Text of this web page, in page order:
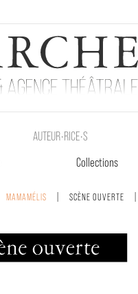
Collections
AUTEUR•RICE•S
MAMAMÉLIS SCÈNE OUVERTE